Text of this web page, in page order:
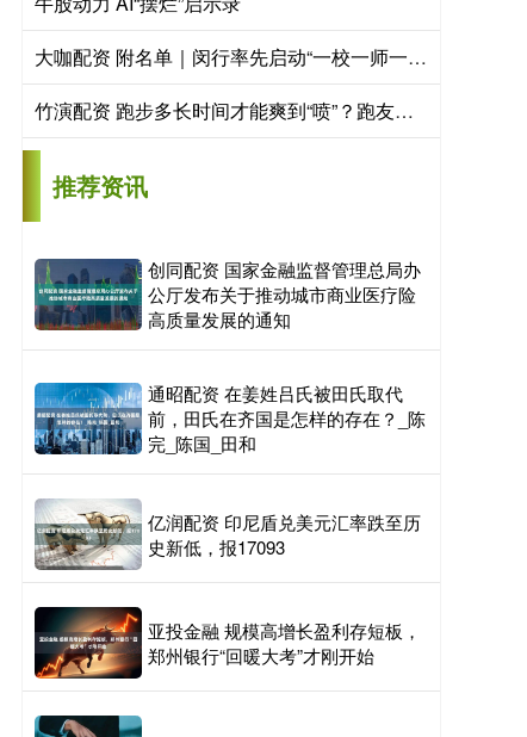
大咖配资 附名单｜闵行率先启动“一校一师一医”试点，首批14家校园心理健康驿站落成
竹演配资 跑步多长时间才能爽到“喷”？跑友：别着急，爽是需要时间的…
推荐资讯
创同配资 国家金融监督管理总局办
公厅发布关于推动城市商业医疗险
高质量发展的通知
通昭配资 在姜姓吕氏被田氏取代
前，田氏在齐国是怎样的存在？_陈
完_陈国_田和
亿润配资 印尼盾兑美元汇率跌至历
史新低，报17093
亚投金融 规模高增长盈利存短板，
郑州银行“回暖大考”才刚开始